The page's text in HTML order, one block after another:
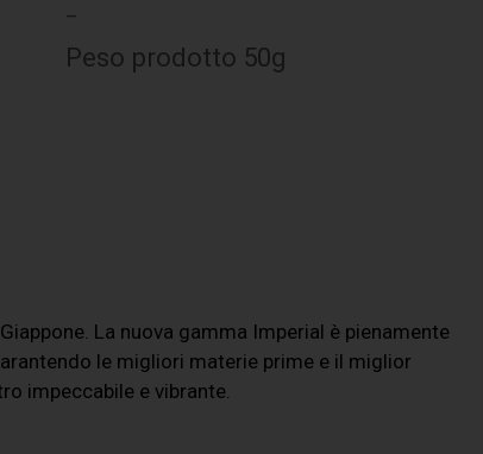
–
Peso prodotto 50g
La nuova gamma Imperial è pienamente
le migliori materie prime e il miglior
impeccabile e vibrante.